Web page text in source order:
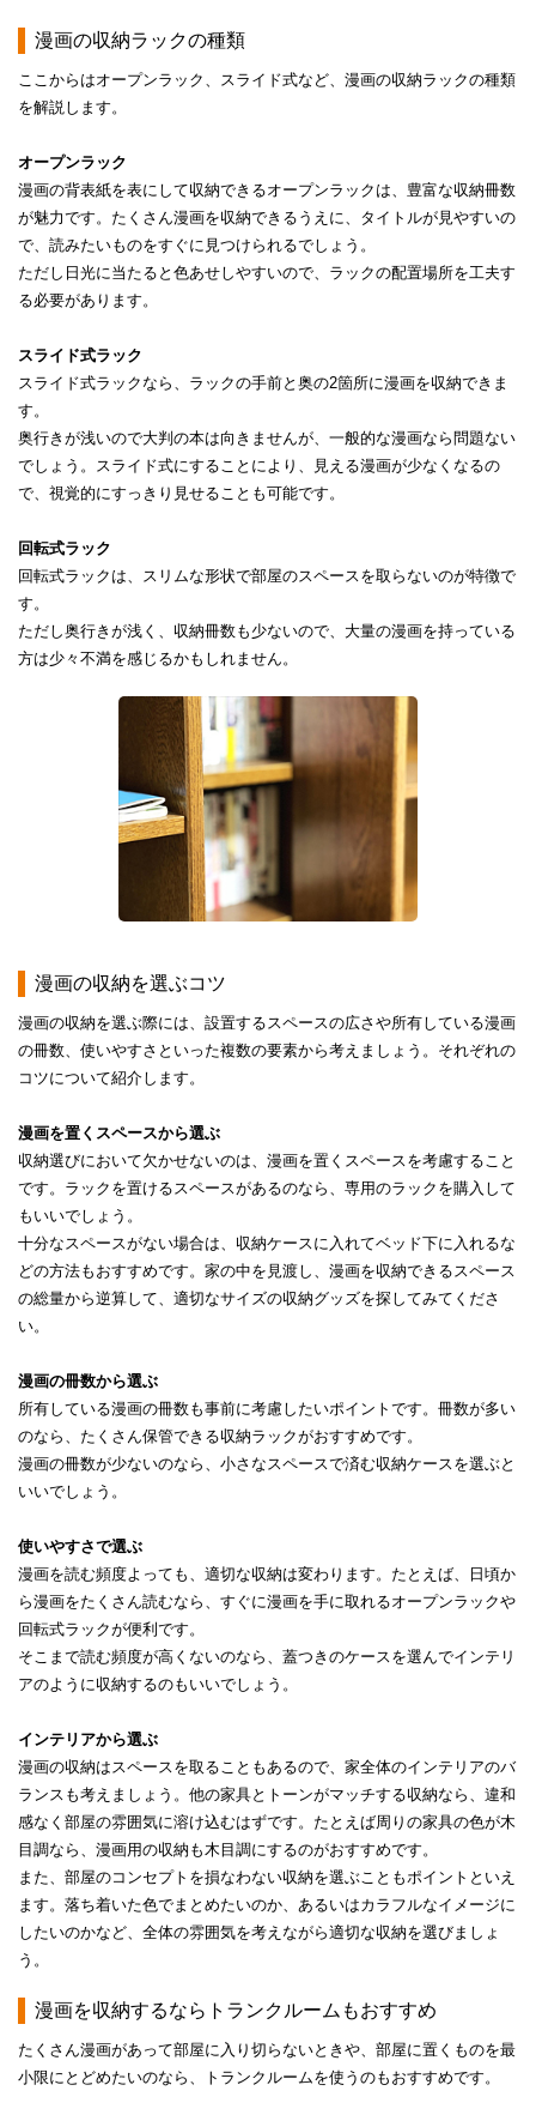
​​漫画の収納ラックの種類​
​​ここからはオープンラック、スライド式など、漫画の収納ラックの種類
を解説します。​
​​オープンラック​
​​​​漫画の背表紙を表にして収納できるオープンラックは、豊富な収納冊数
が魅力です。たくさん漫画を収納できるうえに、タイトルが見やすいの
で、読みたいものをすぐに見つけられるでしょう。
ただし日光に当たると色あせしやすいので、ラックの配置場所を工夫す
る必要があります。​​​
​​スライド式ラック​
​​スライド式ラックなら、ラックの手前と奥の2箇所に漫画を収納できま
す。​
奥行きが浅いので大判の本は向きませんが、一般的な漫画なら問題ない
でしょう。スライド式にすることにより、見える漫画が少なくなるの
で、視覚的にすっきり見せることも可能です。​​
​​回転式ラック​
​​回転式ラックは、スリムな形状で部屋のスペースを取らないのが特徴で
す。​
ただし奥行きが浅く、収納冊数も少ないので、大量の漫画を持っている
方は少々不満を感じるかもしれません。
​​漫画の収納を選ぶコツ​
​​漫画の収納を選ぶ際には、設置するスペースの広さや所有している漫画
の冊数、使いやすさといった複数の要素から考えましょう。それぞれの
コツについて紹介します。​
​​漫画を置くスペースから選ぶ​
​​収納選びにおいて欠かせないのは、漫画を置くスペースを考慮すること
です。ラックを置けるスペースがあるのなら、専用のラックを購入して
もいいでしょう。​
十分なスペースがない場合は、収納ケースに入れてベッド下に入れるな
どの方法もおすすめです。家の中を見渡し、漫画を収納できるスペース
の総量から逆算して、適切なサイズの収納グッズを探してみてくださ
い。​
​​漫画の冊数から選ぶ​
​​所有している漫画の冊数も事前に考慮したいポイントです。冊数が多い
のなら、たくさん保管できる収納ラックがおすすめです。​
漫画の冊数が少ないのなら、小さなスペースで済む収納ケースを選ぶと
いいでしょう。​
​​使いやすさで選ぶ​
​​漫画を読む頻度よっても、適切な収納は変わります。たとえば、日頃か
ら漫画をたくさん読むなら、すぐに漫画を手に取れるオープンラックや
回転式ラックが便利です。​
そこまで読む頻度が高くないのなら、蓋つきのケースを選んでインテリ
アのように収納するのもいいでしょう。​
​​​​インテリアから選ぶ​​
​​​​漫画の収納はスペースを取ることもあるので、家全体のインテリアのバ
ランスも考えましょう。他の家具とトーンがマッチする収納なら、違和
感なく部屋の雰囲気に溶け込むはずです。たとえば周りの家具の色が木
目調なら、漫画用の収納も木目調にするのがおすすめです。​
また、部屋のコンセプトを損なわない収納を選ぶこともポイントといえ
ます。落ち着いた色でまとめたいのか、あるいはカラフルなイメージに
したいのかなど、全体の雰囲気を考えながら適切な収納を選びましょ
う。​
​​​​​​漫画を収納するならトランクルームもおすすめ​
​​​​たくさん漫画があって部屋に入り切らないときや、部屋に置くものを最
小限にとどめたいのなら、トランクルームを使うのもおすすめです。​​